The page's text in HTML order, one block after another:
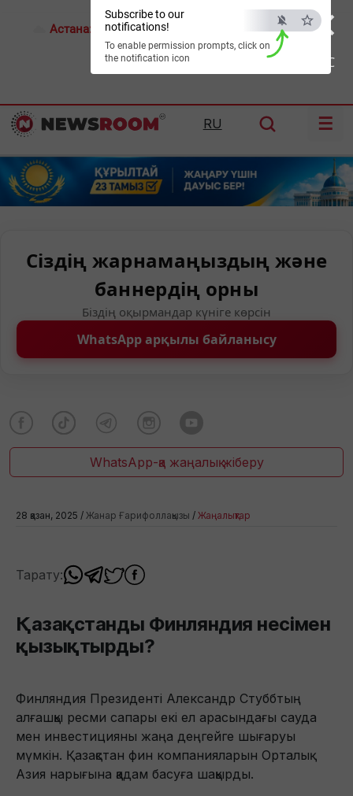
×
ESC
Subscribe to our
notifications!
To enable permission prompts, click on
the notification icon
Астана: 17°C Алматы: Шымкент:26°C
RU ☰
Сіздің жарнамаңыздың және
баннердің орны
Біздің оқырмандар күніге көрсін
WhatsApp арқылы байланысу
WhatsApp-қа жаңалық жіберу
28 қазан, 2025 / Жанар Ғарифоллақызы / Жаңалықтар
Тарату:
Қазақстанды Финляндия несімен
қызықтырды?
Финляндия Президенті Александр Стуббтың
алғашқы ресми сапары екі ел арасындағы сауда
мен инвестицияны жаңа деңгейге шығаруы
мүмкін. Қазақстан фин компанияларын Орталық
Азия нарығына қадам басуға шақырды.